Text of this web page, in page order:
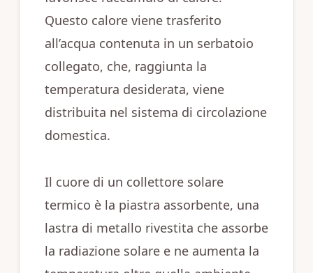
Questo calore viene trasferito
all’acqua contenuta in un serbatoio
collegato, che, raggiunta la
temperatura desiderata, viene
distribuita nel sistema di circolazione
domestica.
Il cuore di un collettore solare
termico è la piastra assorbente, una
lastra di metallo rivestita che assorbe
la radiazione solare e ne aumenta la